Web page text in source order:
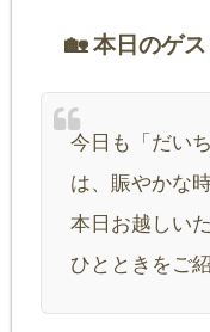
🏡 本日のゲ
今日も「だい
は、賑やかな
本日お越しい
ひとときをご